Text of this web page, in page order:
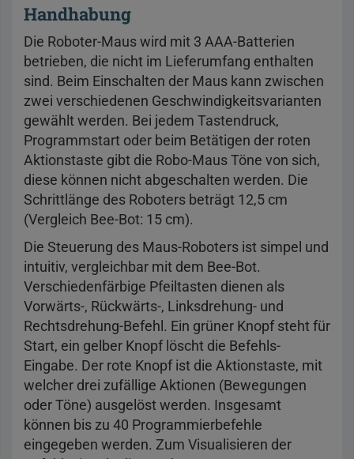
Handhabung
Die Roboter-Maus wird mit 3 AAA-Batterien
betrieben, die nicht im Lieferumfang enthalten
sind. Beim Einschalten der Maus kann zwischen
zwei verschiedenen Geschwindigkeitsvarianten
gewählt werden. Bei jedem Tastendruck,
Programmstart oder beim Betätigen der roten
Aktionstaste gibt die Robo-Maus Töne von sich,
diese können nicht abgeschalten werden. Die
Schrittlänge des Roboters beträgt 12,5 cm
(Vergleich Bee-Bot: 15 cm).
Die Steuerung des Maus-Roboters ist simpel und
intuitiv, vergleichbar mit dem Bee-Bot.
Verschiedenfärbige Pfeiltasten dienen als
Vorwärts-, Rückwärts-, Linksdrehung- und
Rechtsdrehung-Befehl. Ein grüner Knopf steht für
Start, ein gelber Knopf löscht die Befehls-
Eingabe. Der rote Knopf ist die Aktionstaste, mit
welcher drei zufällige Aktionen (Bewegungen
oder Töne) ausgelöst werden. Insgesamt
können bis zu 40 Programmierbefehle
eingegeben werden. Zum Visualisieren der